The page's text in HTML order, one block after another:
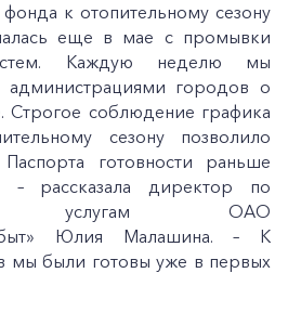
к отопительному сезону
еще в мае с промывки
Каждую неделю мы
администрациями городов о
Строгое соблюдение графика
сезону позволило
готовности раньше
– рассказала директор по
услугам ОАО
Юлия Малашина. – К
мы были готовы уже в первых